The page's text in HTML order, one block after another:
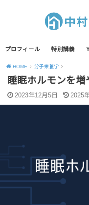
プロフィール 特別講義
HOME 分子栄養学
睡眠ホルモンを増
2023年12月5日 2025